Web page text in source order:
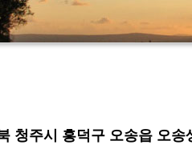
청주시 흥덕구 오송읍 오